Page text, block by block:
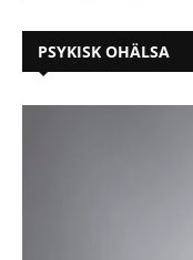
PSYKISK OHÄLSA